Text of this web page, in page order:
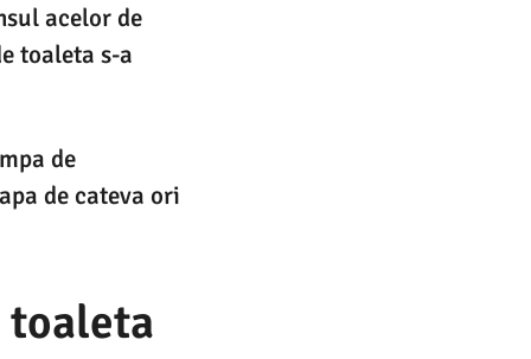
acelor de
toaleta s-a
de
de cateva ori
toaleta